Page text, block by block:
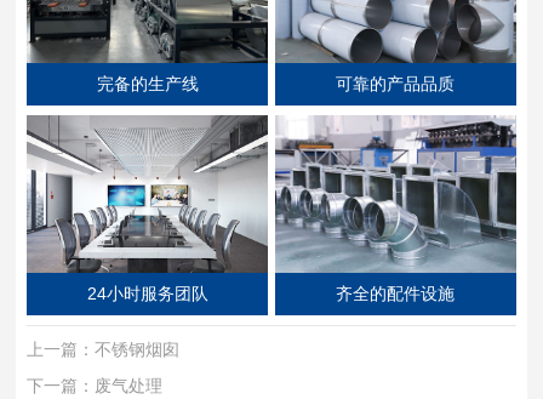
完备的生产线 可靠的产品品质
24小时服务团队 齐全的配件设施
上一篇： 不锈钢烟囱
下一篇： 废气处理